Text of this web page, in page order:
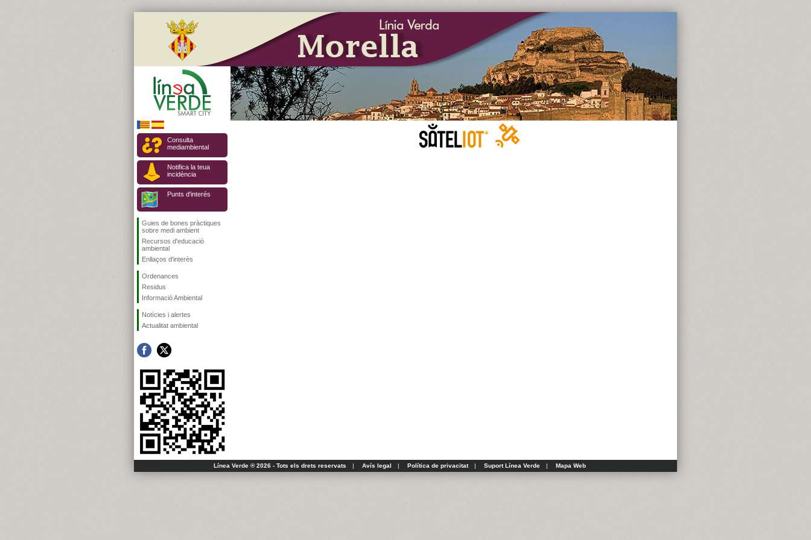
Consulta
mediambiental
Notifica la teua
incidència
Punts d'interés
Guies de bones pràctiques
sobre medi ambient
Recursos d'educació
ambiental
Enllaços d'interès
Ordenances
Residus
Informació Ambiental
Notícies i alertes
Actualitat ambiental
Línea Verde ® 2026 - Tots els drets reservats | Avís legal | Política de privacitat | Suport Línea Verde | Mapa Web